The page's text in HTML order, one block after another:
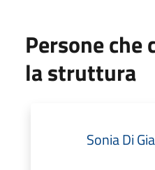
Persone che
la struttura
Sonia Di